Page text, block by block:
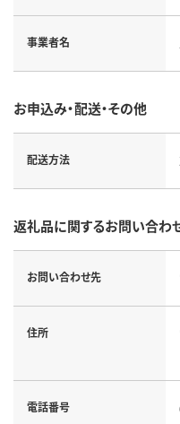
事業者名
お申込み・配送・その他
配送方法
返礼品に関するお問い合わ
お問い合わせ先
住所
電話番号